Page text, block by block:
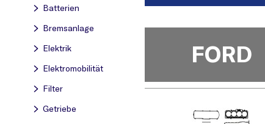
Batterien
Bremsanlage
Elektrik
Elektromobilität
Filter
Getriebe
FORD